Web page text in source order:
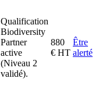
Qualification
Biodiversity
Partner
active
(Niveau 2
validé).
880
€ HT
Être
alerté